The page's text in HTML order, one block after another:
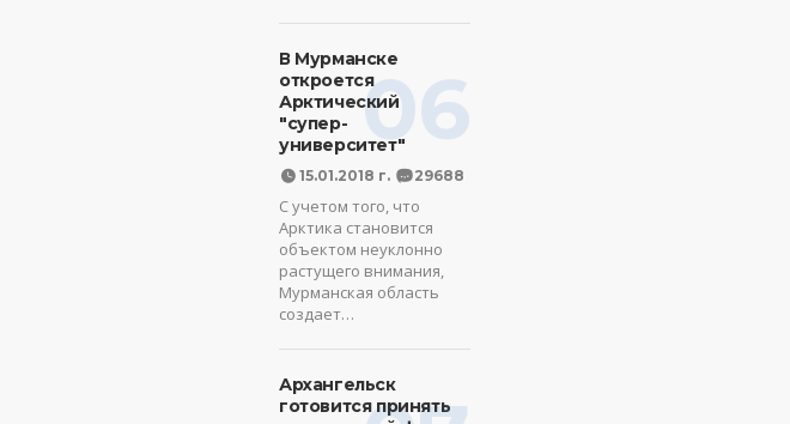
06
В Мурманске
откроется
Арктический
"супер-
университет"
15.01.2018 г. 29688
С учетом того, что
Арктика становится
объектом неуклонно
растущего внимания,
Мурманская область
создает…
Архангельск
готовится принять